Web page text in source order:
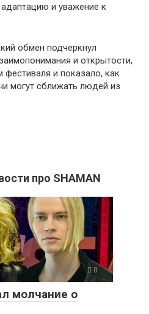
и уважение к
обмен подчеркнул
и открытости,
и показало, как
могут сближать людей из
про SHAMAN
0
молчание о